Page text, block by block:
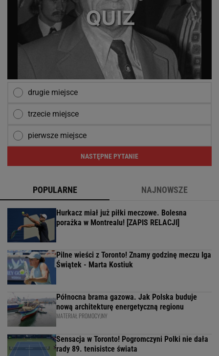
drugie miejsce
trzecie miejsce
pierwsze miejsce
NASTĘPNE PYTANIE
POPULARNE NAJNOWSZE
Hurkacz miał już piłki meczowe. Bolesna
porażka w Montrealu! [ZAPIS RELACJI]
Pilne wieści z Toronto! Znamy godzinę meczu Iga
Świątek - Marta Kostiuk
Północna brama gazowa. Jak Polska buduje
nową architekturę energetyczną regionu
MATERIAŁ PROMOCYJNY
Sensacja w Toronto! Pogromczyni Polki nie dała
rady 89. tenisistce świata